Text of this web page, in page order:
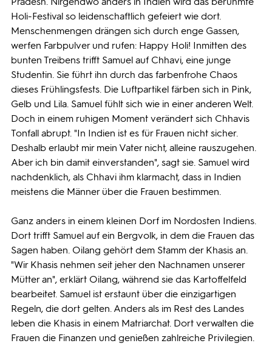
Holi-Festival so leidenschaftlich gefeiert wie dort.
Menschenmengen drängen sich durch enge Gassen,
werfen Farbpulver und rufen: Happy Holi! Inmitten des
bunten Treibens trifft Samuel auf Chhavi, eine junge
Studentin. Sie führt ihn durch das farbenfrohe Chaos
dieses Frühlingsfests. Die Luftpartikel färben sich in Pink,
Gelb und Lila. Samuel fühlt sich wie in einer anderen Welt.
Doch in einem ruhigen Moment verändert sich Chhavis
Tonfall abrupt. "In Indien ist es für Frauen nicht sicher.
Deshalb erlaubt mir mein Vater nicht, alleine rauszugehen.
Aber ich bin damit einverstanden", sagt sie. Samuel wird
nachdenklich, als Chhavi ihm klarmacht, dass in Indien
meistens die Männer über die Frauen bestimmen.
Ganz anders in einem kleinen Dorf im Nordosten Indiens.
Dort trifft Samuel auf ein Bergvolk, in dem die Frauen das
Sagen haben. Oilang gehört dem Stamm der Khasis an.
"Wir Khasis nehmen seit jeher den Nachnamen unserer
Mütter an", erklärt Oilang, während sie das Kartoffelfeld
bearbeitet. Samuel ist erstaunt über die einzigartigen
Regeln, die dort gelten. Anders als im Rest des Landes
leben die Khasis in einem Matriarchat. Dort verwalten die
Frauen die Finanzen und genießen zahlreiche Privilegien.